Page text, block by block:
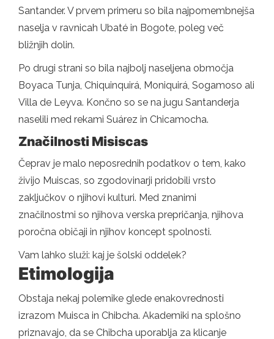
Santander. V prvem primeru so bila najpomembnejša
naselja v ravnicah Ubaté in Bogote, poleg več
bližnjih dolin.
Po drugi strani so bila najbolj naseljena območja
Boyaca Tunja, Chiquinquirá, Moniquirá, Sogamoso ali
Villa de Leyva. Končno so se na jugu Santanderja
naselili med rekami Suárez in Chicamocha.
Značilnosti Misiscas
Čeprav je malo neposrednih podatkov o tem, kako
živijo Muiscas, so zgodovinarji pridobili vrsto
zaključkov o njihovi kulturi. Med znanimi
značilnostmi so njihova verska prepričanja, njihova
poročna običaji in njihov koncept spolnosti.
Vam lahko služi: kaj je šolski oddelek?
Etimologija
Obstaja nekaj polemike glede enakovrednosti
izrazom Muisca in Chibcha. Akademiki na splošno
priznavajo, da se Chibcha uporablja za klicanje